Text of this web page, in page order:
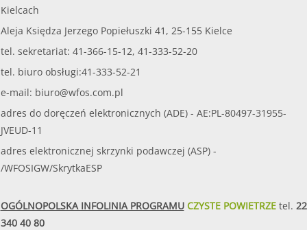
Kielcach
Aleja Księdza Jerzego Popiełuszki 41, 25-155 Kielce
tel. sekretariat: 41-366-15-12, 41-333-52-20
tel. biuro obsługi:41-333-52-21
e-mail: biuro@wfos.com.pl
adres do doręczeń elektronicznych (ADE) - AE:PL-80497-31955-
JVEUD-11
adres elektronicznej skrzynki podawczej (ASP) -
/WFOSIGW/SkrytkaESP
OGÓLNOPOLSKA INFOLINIA PROGRAMUCZYSTE POWIETRZEtel. 22
340 40 80